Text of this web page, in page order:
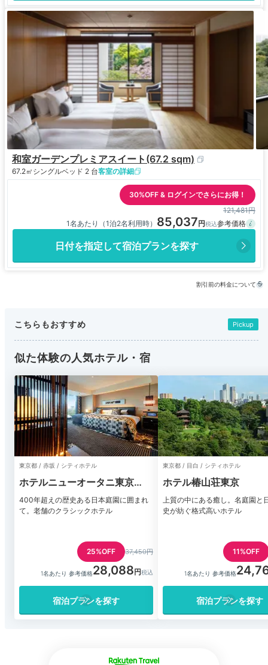
和室ガーデンプレミアスイート(67.2 sqm)
67.2㎡ シングルベッド 2 台客室の詳細
30%OFF & ログインでさらにお得！
121,481円
1名あたり（1泊2名利用時） 85,037
日付を指定して宿泊プランを探す
割引前の料金について
こちらもおすすめ Pickup
似た体験の人気ホテル・宿
東京都 / 赤坂 / シティホテル
ホテルニューオータニ東京
ザ・メイン
400年超えの歴史ある日本庭園に囲まれ
て。老舗のクラシックホテル
25%OFF 37,450円
1名あたり 参考価格28,088
宿泊プランを探す
東京都 / 目白 / シティホテル
ホテル椿山荘東京
上質の中にある癒し。名庭園と
史が紡ぐ格式高いホテル
11%OFF
1名あたり 参考価格
宿泊プランを探す